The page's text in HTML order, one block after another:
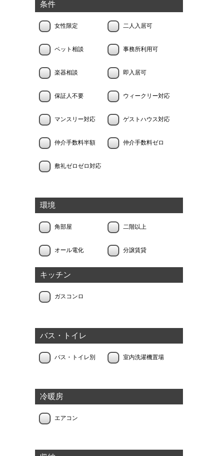
条件
女性限定 二人入居可
ペット相談 事務所利用可
楽器相談 即入居可
保証人不要 ウィークリー対応
マンスリー対応 ゲストハウス対応
仲介手数料半額 仲介手数料ゼロ
敷礼ゼロゼロ対応
環境
角部屋 二階以上
オール電化 分譲賃貸
キッチン
ガスコンロ
バス・トイレ
バス・トイレ別 室内洗濯機置場
冷暖房
エアコン